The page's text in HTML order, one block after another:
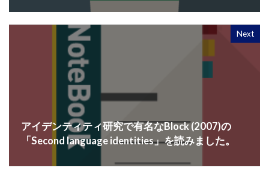
Next
アイデンティティ研究で有名なBlock (2007)の
「Second language identities」を読みました。